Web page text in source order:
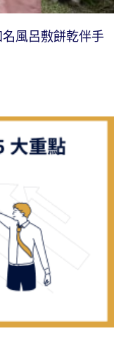
風呂敷餅乾伴手